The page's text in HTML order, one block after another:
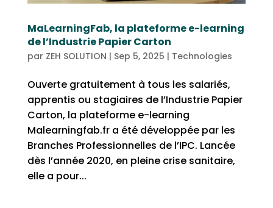
MaLearningFab, la plateforme e-learning
de l’Industrie Papier Carton
par ZEH SOLUTION | Sep 5, 2025 | Technologies
Ouverte gratuitement à tous les salariés,
apprentis ou stagiaires de l’Industrie Papier
Carton, la plateforme e-learning
Malearningfab.fr a été développée par les
Branches Professionnelles de l’IPC. Lancée
dès l’année 2020, en pleine crise sanitaire,
elle a pour...